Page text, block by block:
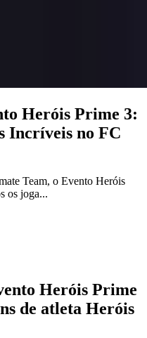
Heróis Prime 3:
Incríveis no FC
Team, o Evento Heróis
os joga...
Heróis Prime
de atleta Heróis